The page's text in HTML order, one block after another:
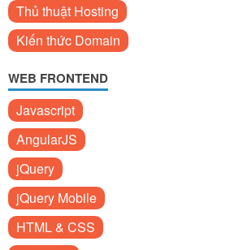
Thủ thuật Hosting
Kiến thức Domain
WEB FRONTEND
Javascript
AngularJS
jQuery
jQuery Mobile
HTML & CSS